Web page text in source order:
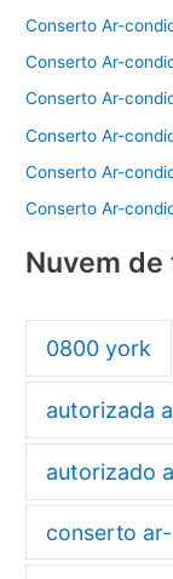
Conserto Ar-
Conserto Ar-
Conserto Ar-
Conserto Ar-
Conserto Ar-
Conserto Ar-
Nuvem de
0800 york
autorizada
autorizado
conserto